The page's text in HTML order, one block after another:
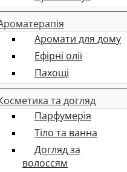
Аромати для дому
Ефірні олії
Пахощі
та догляд
Парфумерія
Тіло та ванна
Догляд за
волоссям